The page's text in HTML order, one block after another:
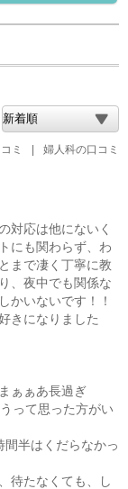
ミ | 婦人科の口コミ
対応は他にないく
にも関わらず、わ
まで凄く丁寧に教
、夜中でも関係な
かいないです！！
きになりました
ぁぁあ長過ぎ
って思った方がい
間半はくだらなかっ
待たなくても、し